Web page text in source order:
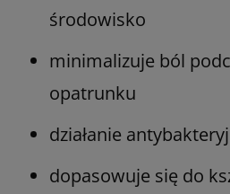
środowisko
minimalizuje ból
opatrunku
działanie
dopasowuje się do